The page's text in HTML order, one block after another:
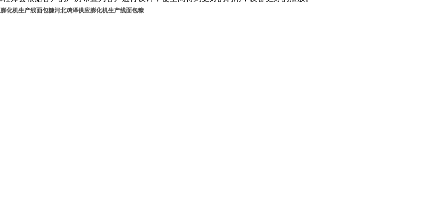
化机生产线面包糠河北鸡泽供应膨化机生产线面包糠